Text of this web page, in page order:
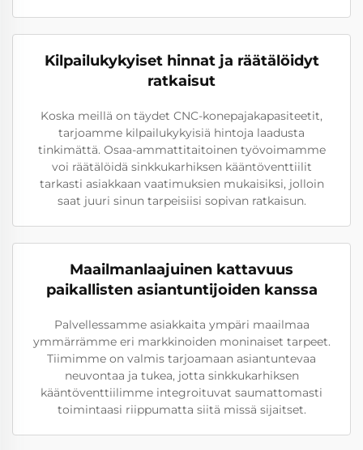
Kilpailukykyiset hinnat ja räätälöidyt
ratkaisut
Koska meillä on täydet CNC-konepajakapasiteetit,
tarjoamme kilpailukykyisiä hintoja laadusta
tinkimättä. Osaa-ammattitaitoinen työvoimamme
voi räätälöidä sinkkukarhiksen kääntöventtiilit
tarkasti asiakkaan vaatimuksien mukaisiksi, jolloin
saat juuri sinun tarpeisiisi sopivan ratkaisun.
Maailmanlaajuinen kattavuus
paikallisten asiantuntijoiden kanssa
Palvellessamme asiakkaita ympäri maailmaa
ymmärrämme eri markkinoiden moninaiset tarpeet.
Tiimimme on valmis tarjoamaan asiantuntevaa
neuvontaa ja tukea, jotta sinkkukarhiksen
kääntöventtiilimme integroituvat saumattomasti
toimintaasi riippumatta siitä missä sijaitset.